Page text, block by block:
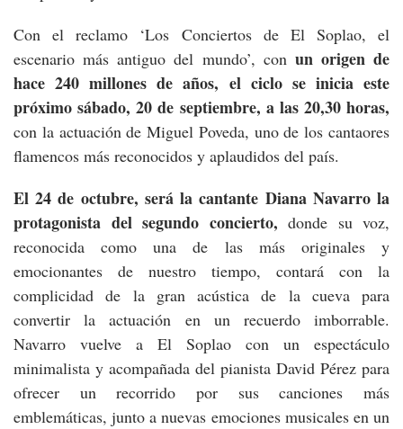
Con el reclamo ‘Los Conciertos de El Soplao, el
escenario más antiguo del mundo’, con un origen de
hace 240 millones de años, el ciclo se inicia este
próximo sábado, 20 de septiembre, a las 20,30 horas,
con la actuación de Miguel Poveda, uno de los cantaores
flamencos más reconocidos y aplaudidos del país.
El 24 de octubre, será la cantante Diana Navarro la
protagonista del segundo concierto, donde su voz,
reconocida como una de las más originales y
emocionantes de nuestro tiempo, contará con la
complicidad de la gran acústica de la cueva para
convertir la actuación en un recuerdo imborrable.
Navarro vuelve a El Soplao con un espectáculo
minimalista y acompañada del pianista David Pérez para
ofrecer un recorrido por sus canciones más
emblemáticas, junto a nuevas emociones musicales en un